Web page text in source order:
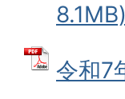
8.1MB)
令和7